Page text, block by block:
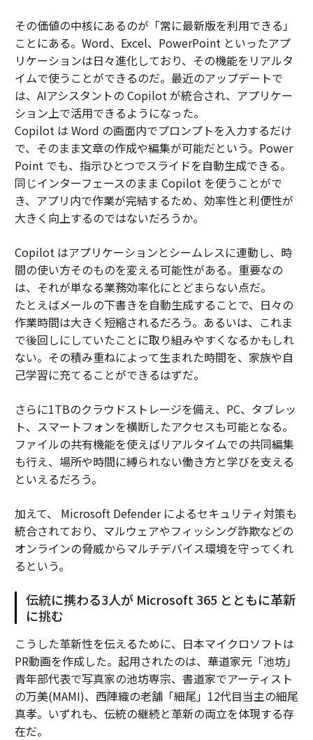
その価値の中核にあるのが「常に最新版を利用できる」
ことにある。Word、Excel、PowerPoint といったアプ
リケーションは日々進化しており、その機能をリアルタ
イムで使うことができるのだ。最近のアップデートで
は、AIアシスタントの Copilot が統合され、アプリケー
ション上で活用できるようになった。
Copilot は Word の画面内でプロンプトを入力するだけ
で、そのまま文章の作成や編集が可能だという。Power
Point でも、指示ひとつでスライドを自動生成できる。
同じインターフェースのまま Copilot を使うことがで
き、アプリ内で作業が完結するため、効率性と利便性が
大きく向上するのではないだろうか。
Copilot はアプリケーションとシームレスに連動し、時
間の使い方そのものを変える可能性がある。重要なの
は、それが単なる業務効率化にとどまらない点だ。
たとえばメールの下書きを自動生成することで、日々の
作業時間は大きく短縮されるだろう。あるいは、これま
で後回しにしていたことに取り組みやすくなるかもしれ
ない。その積み重ねによって生まれた時間を、家族や自
己学習に充てることができるはずだ。
さらに1TBのクラウドストレージを備え、PC、タブレッ
ト、スマートフォンを横断したアクセスも可能となる。
ファイルの共有機能を使えばリアルタイムでの共同編集
も行え、場所や時間に縛られない働き方と学びを支える
といえるだろう。
加えて、 Microsoft Defender によるセキュリティ対策も
統合されており、マルウェアやフィッシング詐欺などの
オンラインの脅威からマルチデバイス環境を守ってくれ
るという。
伝統に携わる3人が Microsoft 365 とともに革新
に挑む
こうした革新性を伝えるために、日本マイクロソフトは
PR動画を作成した。起用されたのは、華道家元「池坊」
青年部代表で写真家の池坊専宗、書道家でアーティスト
の万美(MAMI)、西陣織の老舗「細尾」12代目当主の細尾
真孝。いずれも、伝統の継続と革新の両立を体現する存
在だ。